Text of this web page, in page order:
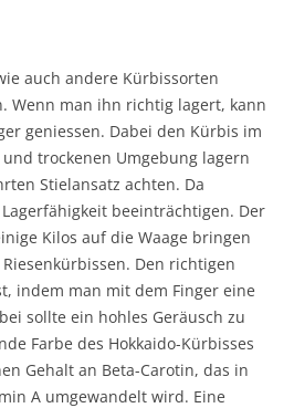
auch andere Kürbissorten
Wenn man ihn richtig lagert, kann
geniessen. Dabei den Kürbis im
trockenen Umgebung lagern
Stielansatz achten. Da
beeinträchtigen. Der
Kilos auf die Waage bringen
Den richtigen
indem man mit dem Finger eine
sollte ein hohles Geräusch zu
Farbe des Hokkaido-Kürbisses
Gehalt an Beta-Carotin, das in
A umgewandelt wird. Eine